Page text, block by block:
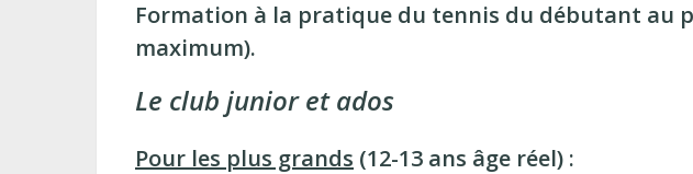
Formation à la pratique du tennis du débutant au
maximum).
Le club junior et ados
Pour les plus grands (12-13 ans âge réel) :